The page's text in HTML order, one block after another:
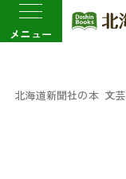
メニュー
北海道新聞社の本 文芸